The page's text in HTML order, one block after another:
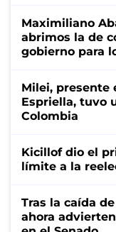
Maximiliano
abrimos la de
gobierno para
Milei, presente
Espriella, tuvo
Colombia
Kicillof dio el
límite a la
Tras la caída
ahora